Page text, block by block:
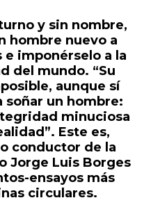
y sin nombre,
hombre nuevo a
e imponérselo a la
del mundo. “Su
aunque sí
soñar un hombre:
minuciosa
Este es,
conductor de la
Jorge Luis Borges
ensayos más
circulares.